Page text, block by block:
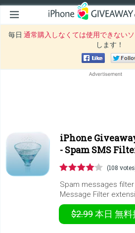
毎日 通常購入しなくては使用できない
します！
iPhone
- Spam SMS
(108
Spam messages
Message Filter
$2.99本日 無料